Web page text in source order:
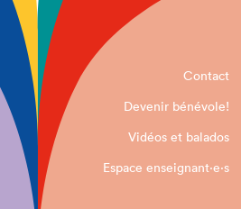
Contact
Devenir bénévole!
Vidéos et balados
Espace enseignant·e⋅s